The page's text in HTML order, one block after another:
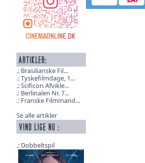
Brasilianske Fil...
Tyskefilmdage, 1...
Scificon Afvikle...
Berlinalen Nr. 7...
Franske Filmmand...
Se alle artikler
Dobbeltspil